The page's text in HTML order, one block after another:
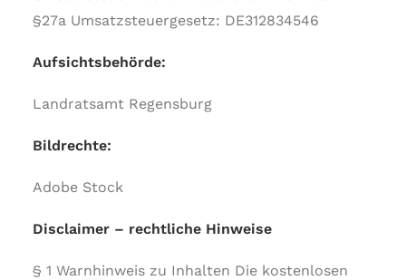
§27a Umsatzsteuergesetz: DE312834546
Aufsichtsbehörde:
Landratsamt Regensburg
Bildrechte:
Adobe Stock
Disclaimer – rechtliche Hinweise
§ 1 Warnhinweis zu Inhalten Die kostenlosen